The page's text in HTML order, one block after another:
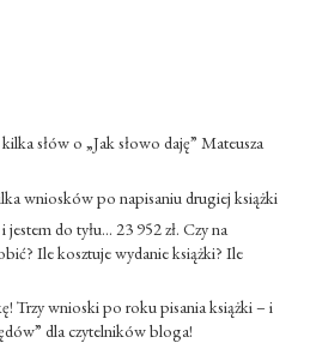
słów o „Jak słowo daję” Mateusza
wniosków po napisaniu drugiej książki
do tyłu… 23 952 zł. Czy na
Ile kosztuje wydanie książki? Ile
Trzy wnioski po roku pisania książki – i
dla czytelników bloga!